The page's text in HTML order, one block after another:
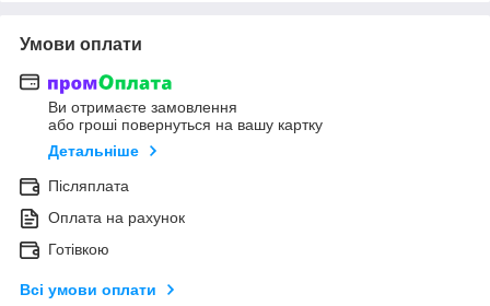
Умови оплати
Ви отримаєте замовлення
або гроші повернуться на вашу картку
Детальніше
Післяплата
Оплата на рахунок
Готівкою
Всі умови оплати